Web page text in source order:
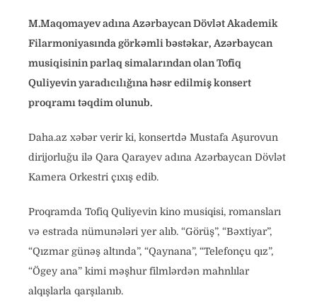
M.Maqomayev adına Azərbaycan Dövlət Akademik
Filarmoniyasında görkəmli bəstəkar, Azərbaycan
musiqisinin parlaq simalarından olan Tofiq
Quliyevin yaradıcılığına həsr edilmiş konsert
proqramı təqdim olunub.
Daha.az xəbər verir ki, konsertdə Mustafa Aşurovun
dirijorluğu ilə Qara Qarayev adına Azərbaycan Dövlət
Kamera Orkestri çıxış edib.
Proqramda Tofiq Quliyevin kino musiqisi, romansları
və estrada nümunələri yer alıb. “Görüş”, “Bəxtiyar”,
“Qızmar günəş altında”, “Qaynana”, “Telefonçu qız”,
“Ögey ana” kimi məşhur filmlərdən mahnlılar
alqışlarla qarşılanıb.